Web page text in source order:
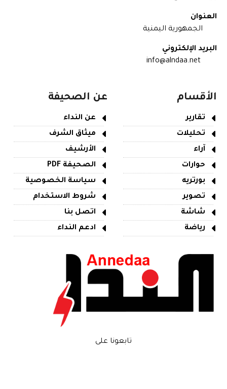
العنوان
الجمهورية اليمنية
البريد الإلكتروني
info@alndaa.net
الأقسام
تقارير
تحليلات
آراء
حوارات
بورتريه
تصوير
شاشة
رياضة
عن الصحيفة
عن النداء
ميثاق الشرف
الأرشيف
الصحيفة PDF
سياسة الخصوصية
شروط الاستخدام
اتصل بنا
ادعم النداء
تابعونا على